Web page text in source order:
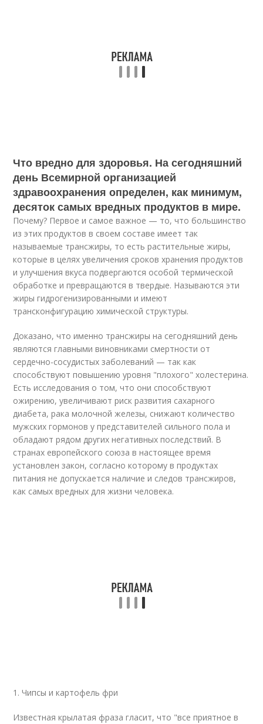
Что вредно для здоровья. На сегодняшний
день Всемирной организацией
здравоохранения определен, как минимум,
десяток самых вредных продуктов в мире.
Почему? Первое и самое важное — то, что большинство
из этих продуктов в своем составе имеет так
называемые трансжиры, то есть растительные жиры,
которые в целях увеличения сроков хранения продуктов
и улучшения вкуса подвергаются особой термической
обработке и превращаются в твердые. Называются эти
жиры гидрогенизированными и имеют
трансконфигурацию химической структуры.
Доказано, что именно трансжиры на сегодняшний день
являются главными виновниками смертности от
сердечно-сосудистых заболеваний — так как
способствуют повышению уровня "плохого" холестерина.
Есть исследования о том, что они способствуют
ожирению, увеличивают риск развития сахарного
диабета, рака молочной железы, снижают количество
мужских гормонов у представителей сильного пола и
обладают рядом других негативных последствий. В
странах европейского союза в настоящее время
установлен закон, согласно которому в продуктах
питания не допускается наличие и следов трансжиров,
как самых вредных для жизни человека.
1. Чипсы и картофель фри
Известная крылатая фраза гласит, что "все приятное в